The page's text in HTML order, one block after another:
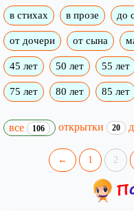
в стихах в прозе до
от дочери от сына
45 лет 50 лет 55 лет
75 лет 80 лет 85 лет
все 106 открытки 20
← 1 2